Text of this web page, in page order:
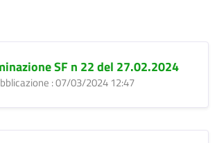
SF n 22 del 27.02.2024
: 07/03/2024 12:47